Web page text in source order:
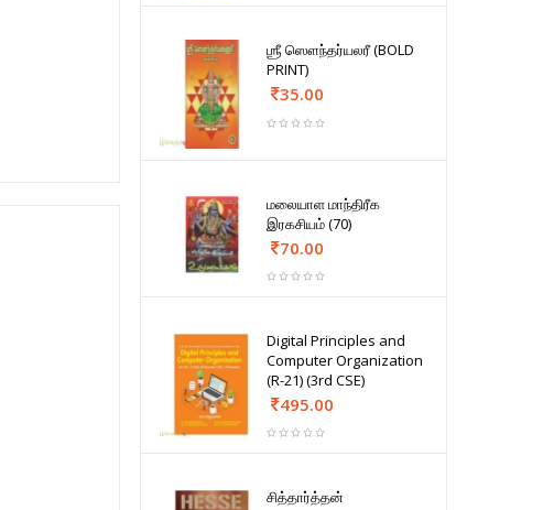
ஶ்ரீ ஸௌந்தர்யலரீ (BOLD
PRINT)
35.00
மலையாள மாந்திரீக
இரகசியம் (70)
70.00
Digital Principles and
Computer Organization
(R-21) (3rd CSE)
495.00
சித்தார்த்தன்